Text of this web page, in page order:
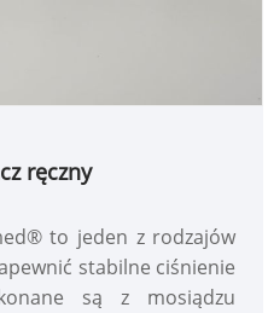
ręczny
to jeden z rodzajów
stabilne ciśnienie
są z mosiądzu